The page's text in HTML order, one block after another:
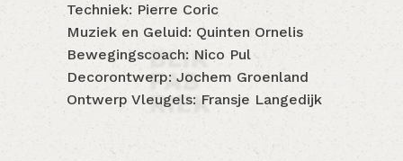
Techniek: Pierre Coric
Muziek en Geluid: Quinten Ornelis
Bewegingscoach: Nico Pul
Decorontwerp: Jochem Groenland
Ontwerp Vleugels: Fransje Langedijk